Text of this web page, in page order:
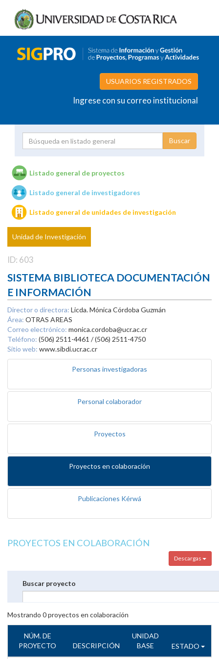
USUARIOS REGISTRADOS
Ingrese con su correo institucional
Unidades de investigación
Listado general de proyectos
Listado general de investigadores
Listado general de unidades de investigación
Unidad de Investigación
ID: 603
SISTEMA BIBLIOTECA DOCUMENTACIÓN
E INFORMACIÓN
Director o directora: Licda. Mónica Córdoba Guzmán
Área: OTRAS AREAS
Correo electrónico: monica.cordoba@ucr.ac.cr
Teléfono: (506) 2511-4461 / (506) 2511-4750
Sitio web: www.sibdi.ucr.ac.cr
Personas investigadoras
Personal colaborador
Proyectos
Proyectos en colaboración
Publicaciones Kérwá
PROYECTOS EN COLABORACIÓN
Descargas
Buscar proyecto
Mostrando 0proyectos en colaboración
NÚM. DE
PROYECTO
DESCRIPCIÓN
UNIDAD
BASE
ESTADO